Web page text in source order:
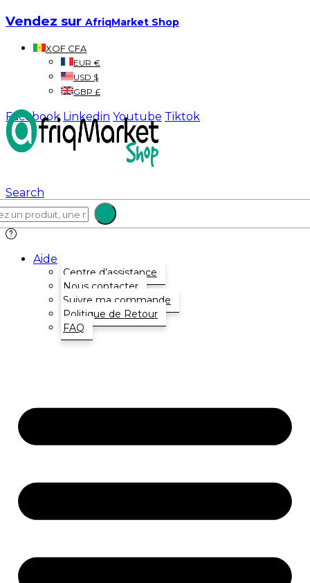
Vendez sur AfriqMarket Shop
XOF CFA
EUR €
USD $
GBP £
Facebook Linkedin Youtube Tiktok
Search
Aide
Centre d’assistance
Nous contacter
Suivre ma commande
Politique de Retour
FAQ